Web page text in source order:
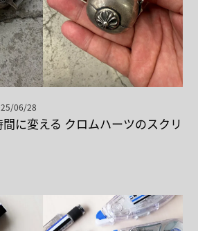
06/28
に変える クロムハーツのスクリ